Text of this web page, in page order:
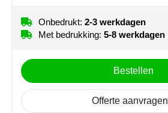
Senator
Sophie Muval
Stanley
Onbedrukt: 2-3 werkdagen
Met bedrukking: 5-8 werkdagen
Bestellen
Offerte aanvragen